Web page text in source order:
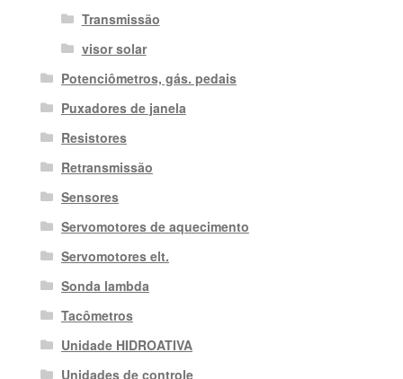
Transmissão
visor solar
Potenciômetros, gás. pedais
Puxadores de janela
Resistores
Retransmissão
Sensores
Servomotores de aquecimento
Servomotores elt.
Sonda lambda
Tacômetros
Unidade HIDROATIVA
Unidades de controle